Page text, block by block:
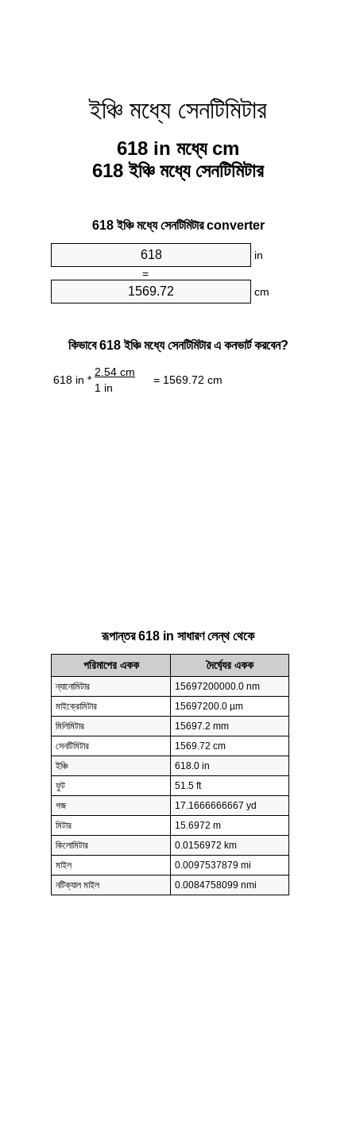
ইঞ্চি মধ্যে সেনটিমিটার
618 in মধ্যে cm
618 ইঞ্চি মধ্যে সেনটিমিটার
618 ইঞ্চি মধ্যে সেনটিমিটার converter
in
=
cm
কিভাবে 618 ইঞ্চি মধ্যে সেনটিমিটার এ কনভার্ট করবেন?
618 in *
2.54 cm
= 1569.72 cm
1 in
রূপান্তর 618 in সাধারণ লেন্থ থেকে
পরিমাপের একক দৈর্ঘ্যের একক
ন্যানোমিটার
15697200000.0 nm
মাইক্রোমিটার
15697200.0 µm
মিলিমিটার
15697.2 mm
সেনটিমিটার
1569.72 cm
ইঞ্চি
618.0 in
ফুট
51.5 ft
গজ
17.1666666667 yd
মিটার
15.6972 m
কিলোমিটার
0.0156972 km
মাইল
0.0097537879 mi
নটিক্যাল মাইল
0.0084758099 nmi